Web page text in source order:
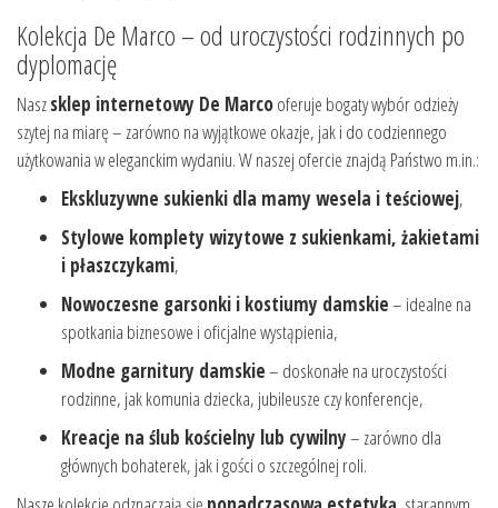
Kolekcja De Marco – od uroczystości rodzinnych po
dyplomację
Naszsklep internetowy De Marcooferuje bogaty wybór odzieży
szytej na miarę – zarówno na wyjątkowe okazje, jak i do codziennego
użytkowania w eleganckim wydaniu. W naszej ofercie znajdą Państwo m.in.:
Ekskluzywne sukienki dla mamy wesela i teściowej,
Stylowe komplety wizytowe z sukienkami, żakietami
i płaszczykami,
Nowoczesne garsonki i kostiumy damskie– idealne na
spotkania biznesowe i oficjalne wystąpienia,
Modne garnitury damskie– doskonałe na uroczystości
rodzinne, jak komunia dziecka, jubileusze czy konferencje,
Kreacje na ślub kościelny lub cywilny– zarówno dla
głównych bohaterek, jak i gości o szczególnej roli.